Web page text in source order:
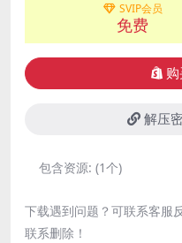
SVIP会员
免费
解压
包含资源: (1个)
下载遇到问题？可联系客服
联系删除！